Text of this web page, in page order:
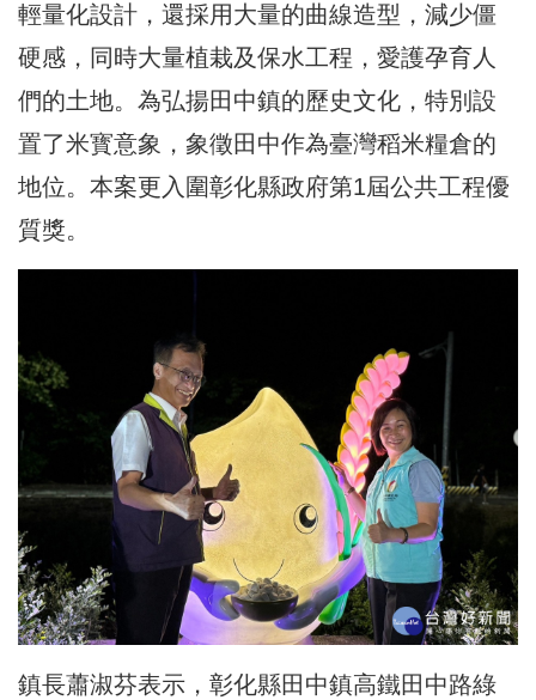
輕量化設計，還採用大量的曲線造型，減少僵
硬感，同時大量植栽及保水工程，愛護孕育人
們的土地。為弘揚田中鎮的歷史文化，特別設
置了米寳意象，象徵田中作為臺灣稻米糧倉的
地位。本案更入圍彰化縣政府第1屆公共工程優
質獎。
鎮長蕭淑芬表示，彰化縣田中鎮高鐵田中路綠